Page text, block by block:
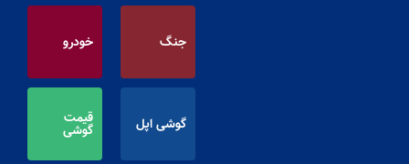
جنگ خودرو
گوشی اپل قیمت
گوشی